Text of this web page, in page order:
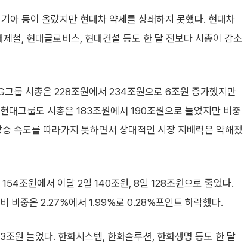
아 등이 올랐지만 현대차 약세를 상쇄하지 못했다. 현대차
철, 현대글로비스, 현대건설 등도 한 달 전보다 시총이 감소
룹 시총은 228조원에서 234조원으로 6조원 증가했지만
그룹도 시총은 183조원에서 190조원으로 늘었지만 비중
속도를 따라가지 못하면서 상대적인 시장 지배력은 약해졌
조원에서 이달 2일 140조원, 8일 128조원으로 줄었다.
비중은 2.27%에서 1.99%로 0.28%포인트 하락했다.
원 늘었다. 한화시스템, 한화솔루션, 한화생명 등도 한 달